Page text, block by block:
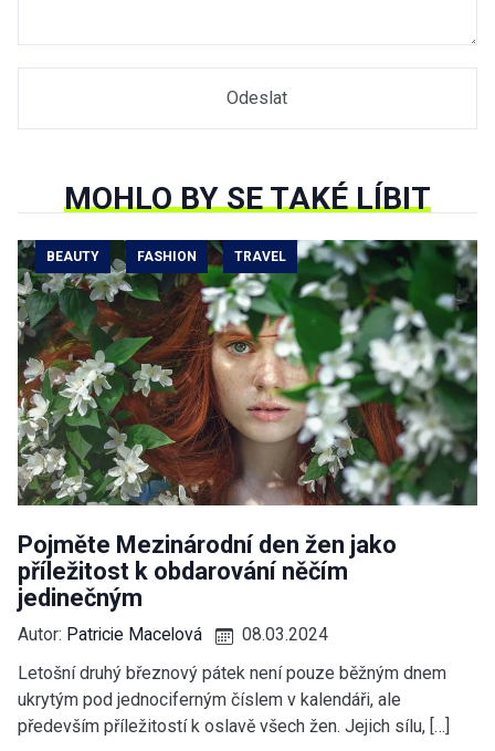
MOHLO BY SE TAKÉ LÍBIT
BEAUTY FASHION TRAVEL
Pojměte Mezinárodní den žen jako
příležitost k obdarování něčím
jedinečným
Autor: Patricie Macelová
08.03.2024
Letošní druhý březnový pátek není pouze běžným dnem
ukrytým pod jednociferným číslem v kalendáři, ale
především příležitostí k oslavě všech žen. Jejich sílu, […]